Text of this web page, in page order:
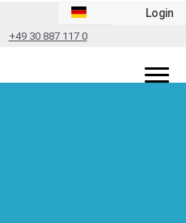
+49 30 887 117 0
Login